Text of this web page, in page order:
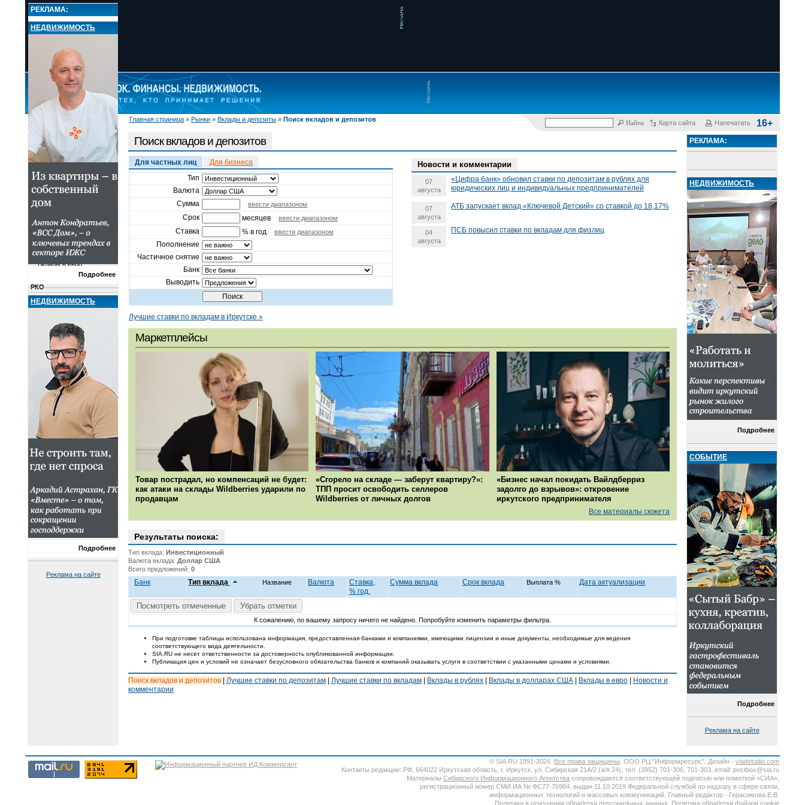
Главная страница » Рынки » Вклады и депозиты » Поиск вкладов и депозитов
Карта сайта Напечатать 16+
НОВОСТИ
РЫНКИ
Валюта
Кредиты
Вклады и депозиты
Поиск вкладов и
депозитов
Лучшие ставки по
Лучшие ставки по
вкладам
Вклады в рублях
Вклады в долларах США
Вклады в евро
Новости и комментарии
РКО
Переводы
Металлы
Недвижимость
КОМПАНИИ
О ПРОЕКТЕ
РЕКЛАМА:
НЕДВИЖИМОСТЬ
Подробнее
НЕДВИЖИМОСТЬ
Подробнее
Реклама на сайте
Поиск вкладов и депозитов
Для частных лиц
Для бизнеса
Тип
Валюта
Сумма
ввести диапазоном
Срок месяцев ввести диапазоном
Ставка % в год ввести диапазоном
Пополнение
Частичное снятие
Банк
Выводить
Лучшие ставки по вкладам в Иркутске »
Новости и комментарии
07
августа
«Цифра банк» обновил ставки по депозитам в рублях для
юридических лиц и индивидуальных предпринимателей
07
августа
АТБ запускает вклад «Ключевой Детский» со ставкой до 18,17%
04
августа
ПСБ повысил ставки по вкладам для физлиц
Маркетплейсы
Товар пострадал, но компенсаций не будет:
как атаки на склады Wildberries ударили по
продавцам
«Сгорело на складе — заберут квартиру?»:
ТПП просит освободить селлеров
Wildberries от личных долгов
«Бизнес начал покидать Вайлдберриз
задолго до взрывов»: откровение
иркутского предпринимателя
Все материалы сюжета
Результаты поиска:
Тип вклада: Инвестиционный
Валюта вклада: Доллар США
Всего предложений: 0
Банк Тип вклада Название Валюта
Ставка,
% год.
Cумма вклада Срок вклада Выплата % Дата актуализации
Посмотреть отмеченные Убрать отметки
К сожалению, по вашему запросу ничего не найдено. Попробуйте изменить параметры фильтра.
При подготовке таблицы использована информация, предоставленная банками и компаниями, имеющими лицензии и иные документы, необходимые для ведения
соответствующего вида деятельности.
SIA.RU не несет ответственности за достоверность опубликованной информации.
Публикация цен и условий не означает безусловного обязательства банков и компаний оказывать услуги в соответствии с указанными ценами и условиями.
Поиск вкладов и депозитов Лучшие ставки по депозитам Лучшие ставки по вкладам Вклады в рублях Вклады в долларах США Вклады в евро
Новости и
комментарии
РЕКЛАМА:
НЕДВИЖИМОСТЬ
Подробнее
СОБЫТИЕ
Подробнее
Реклама на сайте
© SIA.RU 1991-2026. Все права защищены . ООО РЦ "Информресурс". Дизайн - vladstudio.com
Контакты редакции: РФ, 664022 Иркутская область, г. Иркутск, ул. Сибирская 21А/2 (а/я 24), тел. (3952) 701-300, 701-303, email: postbox@sia.ru
Материалы Сибирского Информационного Агентства сопровождаются соответствующей подписью или пометкой «СИА»,
регистрационный номер СМИ ИА № ФС77-76984, выдан 11.10.2019 Федеральной службой по надзору в сфере связи,
информационных технологий и массовых коммуникаций. Главный редактор - Герасимова Е.В.
Политика в отношении обработки персональных данных.
Политика обработки файлов cookie